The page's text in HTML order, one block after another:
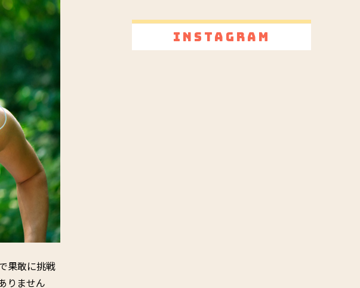
果敢に挑戦
りません
Instagram